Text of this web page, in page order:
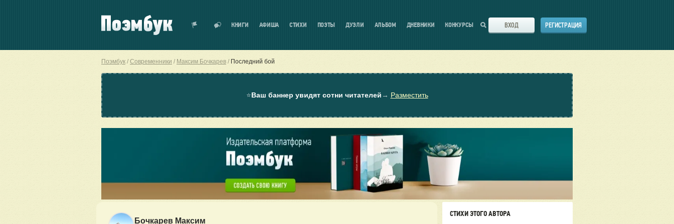
КНИГИ АФИША СТИХИ ПОЭТЫ ДУЭЛИ АЛЬБОМ ДНЕВНИКИ КОНКУРСЫ ВХОД РЕГИСТРАЦИЯ
Поэмбук Современники Максим Бочкарев Последний бой
⭐Ваш баннер увидят сотни читателей → Разместить
Бочкарев Максим
СТИХИ ЭТОГО АВТОРА